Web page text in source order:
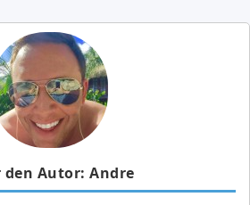
den Autor: Andre